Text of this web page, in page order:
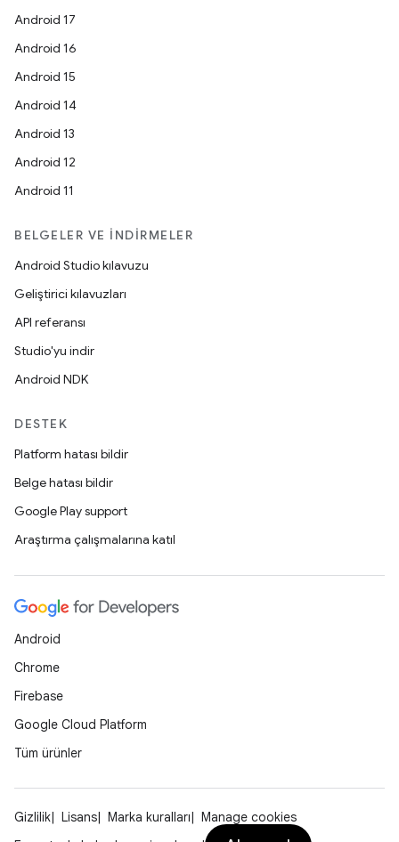
Android 17
Android 16
Android 15
Android 14
Android 13
Android 12
Android 11
BELGELER VE İNDIRMELER
Android Studio kılavuzu
Geliştirici kılavuzları
API referansı
Studio'yu indir
Android NDK
DESTEK
Platform hatası bildir
Belge hatası bildir
Google Play support
Araştırma çalışmalarına katıl
Android
Chrome
Firebase
Google Cloud Platform
Tüm ürünler
Gizlilik Lisans Marka kuralları
Manage cookies